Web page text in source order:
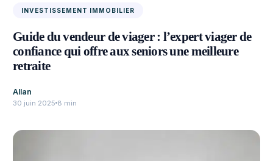
INVESTISSEMENT IMMOBILIER
Guide du vendeur de viager : l’expert viager de
confiance qui offre aux seniors une meilleure
retraite
Allan
30 juin 2025 8 min